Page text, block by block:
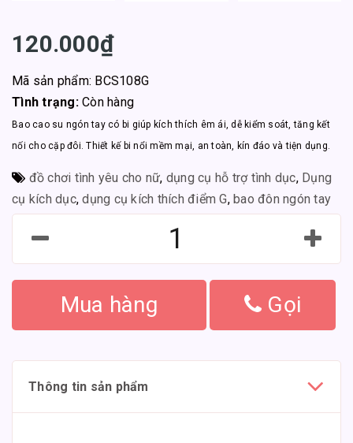
120.000₫
Mã sản phẩm: BCS108G
Tình trạng: Còn hàng
Bao cao su ngón tay có bi giúp kích thích êm ái, dễ kiểm soát, tăng kết
nối cho cặp đôi. Thiết kế bi nổi mềm mại, an toàn, kín đáo và tiện dụng.
đồ chơi tình yêu cho nữ, dụng cụ hỗ trợ tình dục, Dụng
cụ kích dục,dụng cụ kích thích điểm G, bao đôn ngón tay
Mua hàng Gọi
Thông tin sản phẩm